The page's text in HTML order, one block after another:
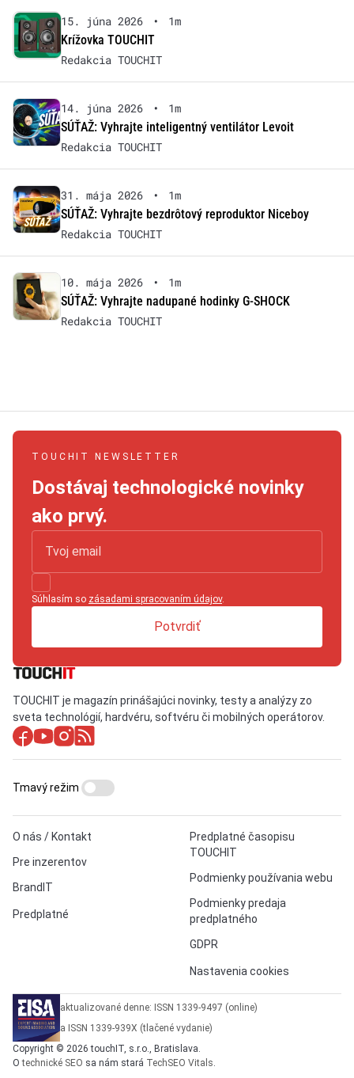
15. júna 2026 •
1m
Krížovka TOUCHIT
Redakcia TOUCHIT
14. júna 2026 •
1m
SÚŤAŽ: Vyhrajte inteligentný ventilátor Levoit
Redakcia TOUCHIT
31. mája 2026 •
1m
SÚŤAŽ: Vyhrajte bezdrôtový reproduktor Niceboy
Redakcia TOUCHIT
10. mája 2026 •
1m
SÚŤAŽ: Vyhrajte nadupané hodinky G-SHOCK
Redakcia TOUCHIT
TOUCHIT NEWSLETTER
Dostávaj technologické novinky
ako prvý.
Súhlasím so zásadami spracovaním údajov.
Potvrdiť
TOUCHIT je magazín prinášajúci novinky, testy a analýzy zo
sveta technológií, hardvéru, softvéru či mobilných operátorov.
O nás / Kontakt
Pre inzerentov
BrandIT
Predplatné
Predplatné časopisu
TOUCHIT
Podmienky používania webu
Podmienky predaja
predplatného
GDPR
Nastavenia cookies
Tmavý režim
aktualizované denne: ISSN 1339-9497 (online)
a ISSN 1339-939X (tlačené vydanie)
Copyright © 2026 touchIT, s.r.o., Bratislava.
Otechnické SEO sa nám stará TechSEO Vitals.